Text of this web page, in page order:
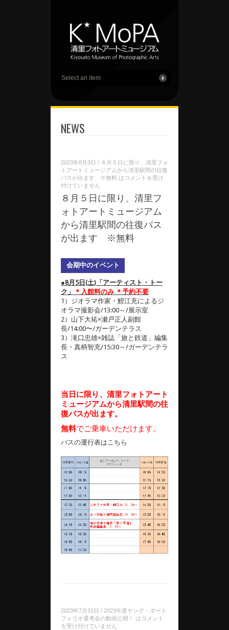
NEWS
2023年8月3日 / ８月５日に限り、清里フォ
トアートミュージアムから清里駅間の往復
バスが出ます ※無料 は コメントを受け
付けていません
８月５日に限り、清里フ
ォトアートミュージアム
から清里駅間の往復バス
が出ます ※無料
会期中のイベント
●8月5日(土)「アーティスト・トー
ク」
＊入館料のみ ＊予約不要
1）ジオラマ作家・鯉江充によるジ
オラマ撮影会/13:00～/展示室
2）山下大祐×瀬戸正人副館
長/14:00〜/ガーデンテラス
3）滝口忠雄×雑誌「旅と鉄道」編集
長・真柄智充/15:30～/ガーデンテラ
ス
当日に限り、清里フォトアート
ミュージアムから清里駅間の往
復バスが出ます。
無料でご乗車いただけます。
バスの運行表はこちら
2023年7月31日 / 2023年度ヤング・ポート
フォリオ選考会の動画公開！ は コメント
を受け付けていません